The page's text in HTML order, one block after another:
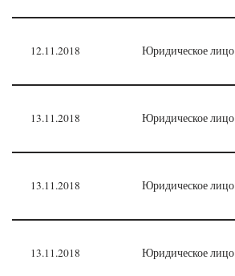
12.11.2018 Юридическое лицо
13.11.2018 Юридическое лицо
13.11.2018 Юридическое лицо
13.11.2018 Юридическое лицо